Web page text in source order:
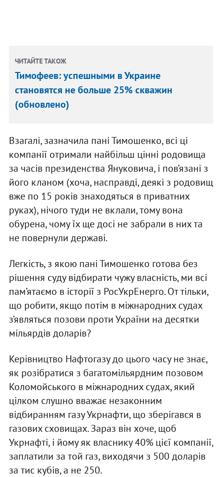
ЧИТАЙТЕ ТАКОЖ
Тимофеев: успешными в Украине
становятся не больше 25% скважин
(обновлено)
Взагалі, зазначила пані Тимошенко, всі ці
компанії отримали найбільш цінні родовища
за часів президенства Януковича, і пов’язані з
його кланом (хоча, насправді, деякі з родовищ
вже по 15 років знаходяться в приватних
руках), нічого туди не вклали, тому вона
обурена, чому їх ще досі не забрали в них та
не повернули державі.
Легкість, з якою пані Тимошенко готова без
рішення суду відбирати чужу власність, ми всі
пам’ятаємо в історії з РосУкрЕнерго. От тільки,
що робити, якщо потім в міжнародних судах
з’являться позови проти України на десятки
мільярдів доларів?
Керівництво Нафтогазу до цього часу не знає,
як розібратися з багатомільярдним позовом
Коломойського в міжнародних судах, який
цілком слушно вважає незаконним
відбиранням газу Укрнафти, що зберігався в
газових сховищах. Зараз він хоче, щоб
Укрнафті, і йому як власнику 40% цієї компанії,
заплатили за той газ, виходячи з 500 доларів
за тис кубів, а не 250.